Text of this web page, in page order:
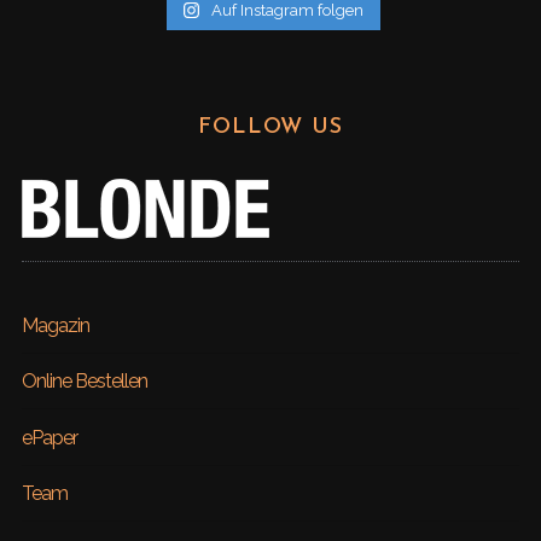
Auf Instagram folgen
FOLLOW US
Magazin
Online Bestellen
ePaper
Team